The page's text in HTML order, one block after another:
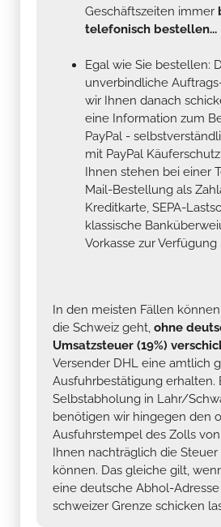
Geschäftszeiten immer
telefonisch bestellen...
Egal wie Sie bestellen:
unverbindliche
wir Ihnen danach
eine Information zum
PayPal -
mit PayPal
Ihnen stehen bei einer
Mail-Bestellung als
Kreditkarte, SEPA-
klassische
Vorkasse zur Verfügung .
In den meisten Fällen
die Schweiz geht, ohne
Umsatzsteuer (19%)
Versender DHL eine amtlich
Ausfuhrbestätigung erhalten.
Selbstabholung in Lahr/
benötigen wir hingegen den
Ausfuhrstempel des Zolls
Ihnen nachträglich die
können. Das gleiche gilt,
eine deutsche Abhol-
schweizer Grenze schicken